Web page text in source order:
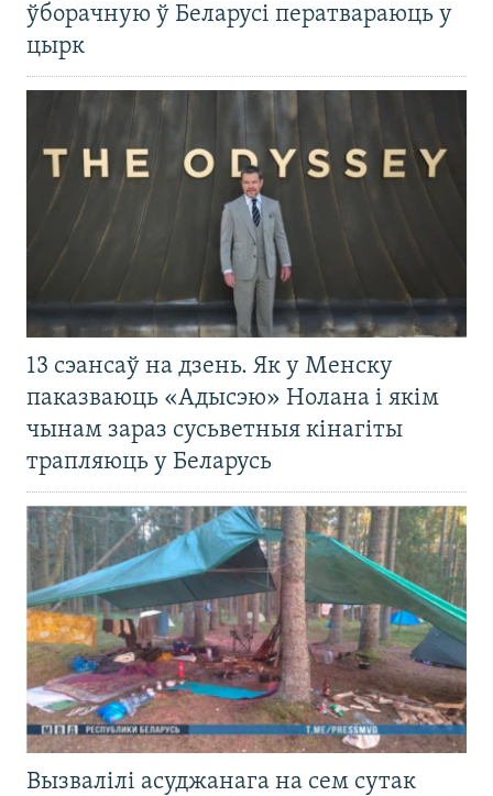
ўборачную ў Беларусі ператвараюць у
цырк
13 сэансаў на дзень. Як у Менску
паказваюць «Адысэю» Нолана і якім
чынам зараз сусьветныя кінагіты
трапляюць у Беларусь
Вызвалілі асуджанага на сем сутак